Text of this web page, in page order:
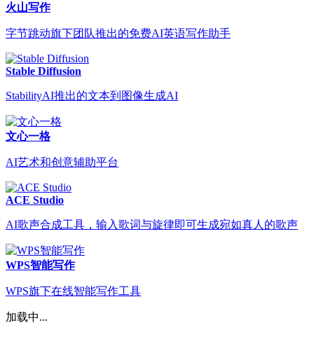
火山写作
字节跳动旗下团队推出的免费AI英语写作助手
Stable Diffusion
StabilityAI推出的文本到图像生成AI
文心一格
AI艺术和创意辅助平台
ACE Studio
AI歌声合成工具，输入歌词与旋律即可生成宛如真人的歌声
WPS智能写作
WPS旗下在线智能写作工具
加载中...